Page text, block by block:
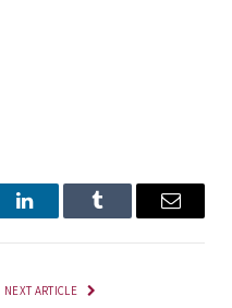
LinkedInTumblr Email
NEXT ARTICLE